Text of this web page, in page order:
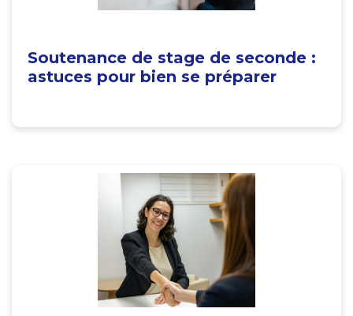
Soutenance de stage de seconde :
astuces pour bien se préparer